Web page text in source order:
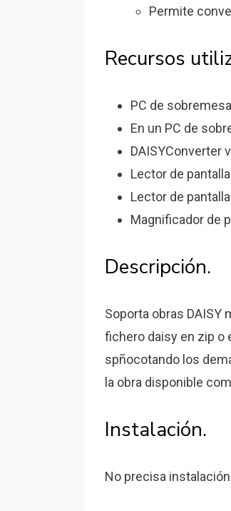
Permite
Recursos
PC de
En un PC de
DAISYConverter
Lector de
Lector de
Magnificador de
Descripción.
Soporta obras DAISY
fichero daisy en zip o
spñocotando los
la obra disponible
Instalación.
No precisa